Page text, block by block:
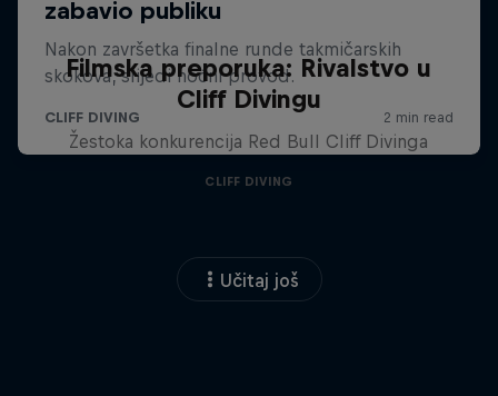
Filmska preporuka: Rivalstvo u
Cliff Divingu
Žestoka konkurencija Red Bull Cliff Divinga
CLIFF DIVING
Učitaj još